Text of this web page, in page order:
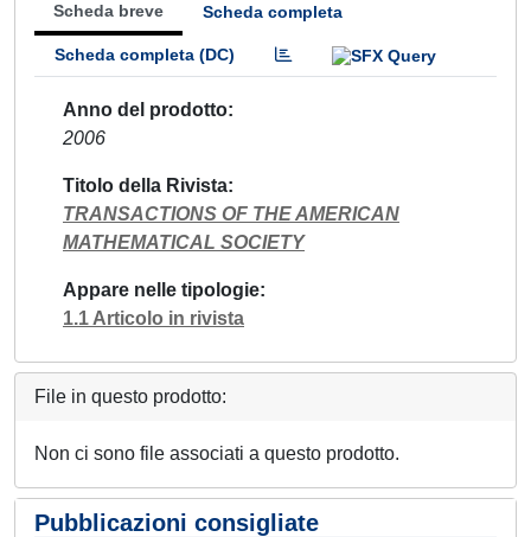
Scheda breve Scheda completa
Scheda completa (DC)
Anno del prodotto
2006
Titolo della Rivista
TRANSACTIONS OF THE AMERICAN
MATHEMATICAL SOCIETY
Appare nelle tipologie
1.1 Articolo in rivista
File in questo prodotto:
Non ci sono file associati a questo prodotto.
Pubblicazioni consigliate